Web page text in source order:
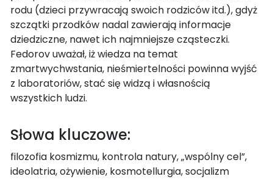
rodu (dzieci przywracają swoich rodziców itd.), gdyż
szczątki przodków nadal zawierają informacje
dziedziczne, nawet ich najmniejsze cząsteczki.
Fedorov uważał, iż wiedza na temat
zmartwychwstania, nieśmiertelności powinna wyjść
z laboratoriów, stać się widzą i własnością
wszystkich ludzi.
Słowa kluczowe:
filozofia kosmizmu, kontrola natury, „wspólny cel”,
ideolatria, ożywienie, kosmotellurgia, socjalizm